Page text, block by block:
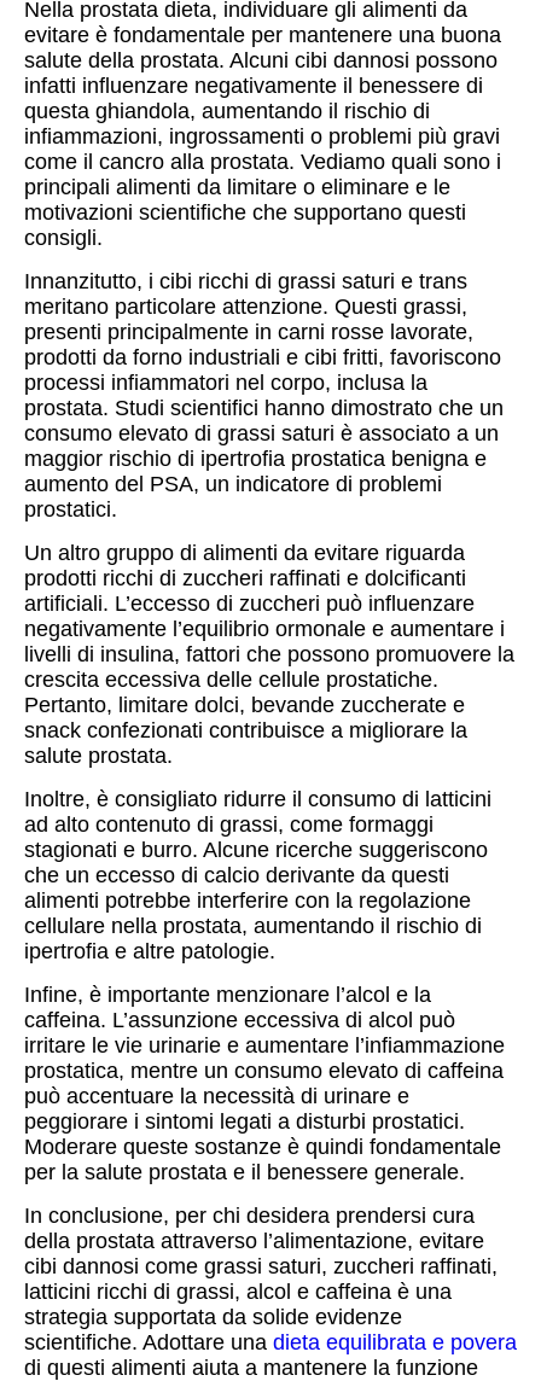
Nella prostata dieta, individuare gli alimenti da
evitare è fondamentale per mantenere una buona
salute della prostata. Alcuni cibi dannosi possono
infatti influenzare negativamente il benessere di
questa ghiandola, aumentando il rischio di
infiammazioni, ingrossamenti o problemi più gravi
come il cancro alla prostata. Vediamo quali sono i
principali alimenti da limitare o eliminare e le
motivazioni scientifiche che supportano questi
consigli.
Innanzitutto, i cibi ricchi di grassi saturi e trans
meritano particolare attenzione. Questi grassi,
presenti principalmente in carni rosse lavorate,
prodotti da forno industriali e cibi fritti, favoriscono
processi infiammatori nel corpo, inclusa la
prostata. Studi scientifici hanno dimostrato che un
consumo elevato di grassi saturi è associato a un
maggior rischio di ipertrofia prostatica benigna e
aumento del PSA, un indicatore di problemi
prostatici.
Un altro gruppo di alimenti da evitare riguarda
prodotti ricchi di zuccheri raffinati e dolcificanti
artificiali. L’eccesso di zuccheri può influenzare
negativamente l’equilibrio ormonale e aumentare i
livelli di insulina, fattori che possono promuovere la
crescita eccessiva delle cellule prostatiche.
Pertanto, limitare dolci, bevande zuccherate e
snack confezionati contribuisce a migliorare la
salute prostata.
Inoltre, è consigliato ridurre il consumo di latticini
ad alto contenuto di grassi, come formaggi
stagionati e burro. Alcune ricerche suggeriscono
che un eccesso di calcio derivante da questi
alimenti potrebbe interferire con la regolazione
cellulare nella prostata, aumentando il rischio di
ipertrofia e altre patologie.
Infine, è importante menzionare l’alcol e la
caffeina. L’assunzione eccessiva di alcol può
irritare le vie urinarie e aumentare l’infiammazione
prostatica, mentre un consumo elevato di caffeina
può accentuare la necessità di urinare e
peggiorare i sintomi legati a disturbi prostatici.
Moderare queste sostanze è quindi fondamentale
per la salute prostata e il benessere generale.
In conclusione, per chi desidera prendersi cura
della prostata attraverso l’alimentazione, evitare
cibi dannosi come grassi saturi, zuccheri raffinati,
latticini ricchi di grassi, alcol e caffeina è una
strategia supportata da solide evidenze
scientifiche. Adottare una dieta equilibrata e povera
di questi alimenti aiuta a mantenere la funzione